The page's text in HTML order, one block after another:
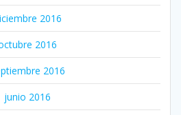
2016
2016
2016
junio 2016